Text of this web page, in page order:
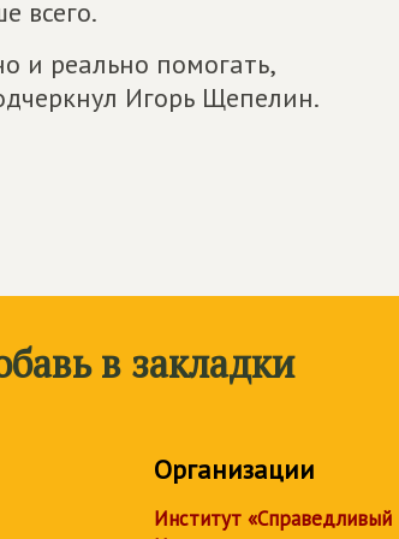
всего.
и реально помогать,
Игорь Щепелин.
в закладки
Организации
Институт «Справедливый